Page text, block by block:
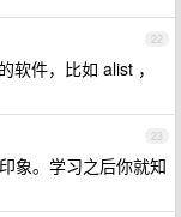
22
软件，比如 alist ，
23
象。学习之后你就知